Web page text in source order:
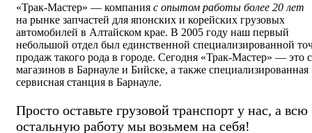
«Трак-Мастер» — компания с опытом работы более 20 лет
на рынке запчастей для японских и корейских грузовых
автомобилей в Алтайском крае. В 2005 году наш первый
небольшой отдел был единственной специализированной
продаж такого рода в городе. Сегодня «Трак-Мастер» — это
магазинов в Барнауле и Бийске, а также специализированная
сервисная станция в Барнауле.
Просто оставьте грузовой транспорт у нас, а всю
остальную работу мы возьмем на себя!